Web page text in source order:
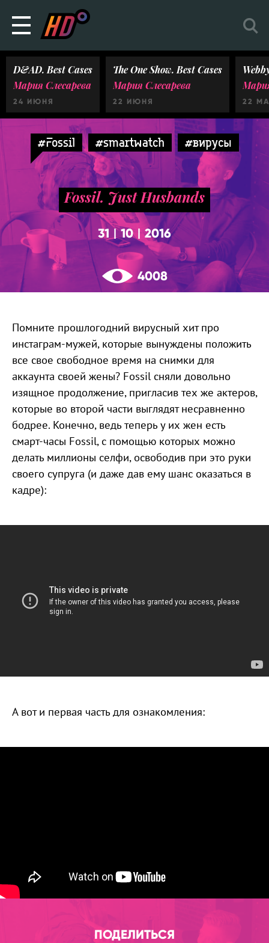
D&AD. Best Cases
Мария Слесарева
24 ИЮНЯ
The One Show. Best Cases
Мария Слесарева
22 ИЮНЯ 22
#Fossil #smartwatch #вирусы
Fossil. Just Husbands
31 |10 | 2016
4008
Помните прошлогодний вирусный хит про
инстаграм-мужей, которые вынуждены положить
все свое свободное время на снимки для
аккаунта своей жены? Fossil сняли довольно
изящное продолжение, пригласив тех же актеров,
которые во второй части выглядят несравненно
бодрее. Конечно, ведь теперь у их жен есть
смарт-часы Fossil, с помощью которых можно
делать миллионы селфи, освободив при это руки
своего супруга (и даже дав ему шанс оказаться в
кадре):
А вот и первая часть для ознакомления:
ПОДЕЛИТЬСЯ